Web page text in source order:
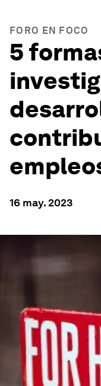
FORO EN FOCO
5
16 may. 2023